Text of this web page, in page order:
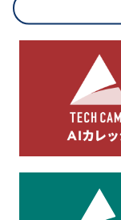
8.cookieにより取
当社は第三者が運
ームからcookie
析結果を取得し
で、広告配信等